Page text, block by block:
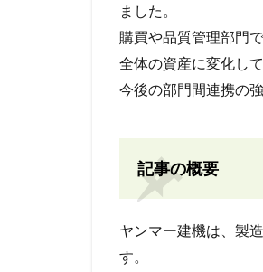
ました。
購買や品質管理部門
全体の資産に変化して
今後の部門間連携の
記事の概要
ヤンマー建機は、製
す。